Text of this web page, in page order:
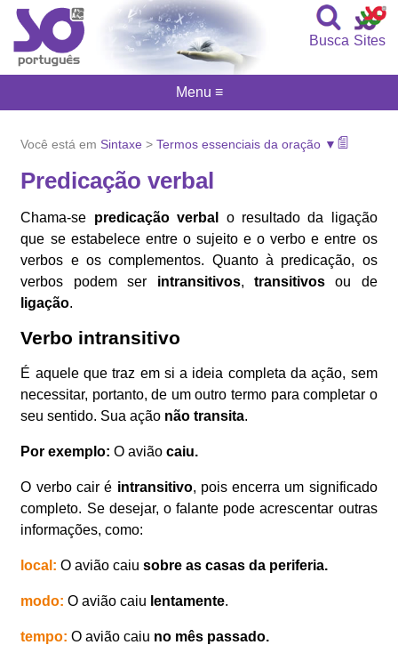
Sites
Busca
Você está em Sintaxe >Termos essenciais da oração ▼
Predicação verbal
Chama-se predicação verbal o resultado da ligação
que se estabelece entre o sujeito e o verbo e entre os
verbos e os complementos. Quanto à predicação, os
verbos podem ser intransitivos, transitivosou de
ligação.
Verbo intransitivo
É aquele que traz em si a ideia completa da ação, sem
necessitar, portanto, de um outro termo para completar o
seu sentido. Sua ação não transita.
Por exemplo:O avião caiu.
O verbo cair é intransitivo, pois encerra um significado
completo. Se desejar, o falante pode acrescentar outras
informações, como:
local: O avião caiusobre as casas da periferia.
modo: O avião caiu lentamente.
tempo: O avião caiu no mês passado.